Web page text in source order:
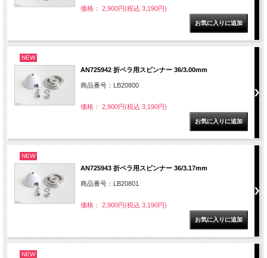
価格： 2,900円(税込 3,190円)
NEW
AN725942 折ペラ用スピンナー 36/3.00mm
商品番号：LB20800
価格： 2,900円(税込 3,190円)
NEW
AN725943 折ペラ用スピンナー 36/3.17mm
商品番号：LB20801
価格： 2,900円(税込 3,190円)
NEW